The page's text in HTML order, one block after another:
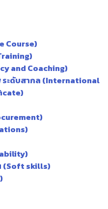
Course)
and Coaching)
ระดับสากล (International
(Soft skills)